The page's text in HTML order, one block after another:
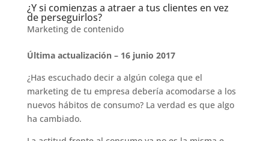
¿Y si comienzas a atraer a tus clientes en vez
de perseguirlos?
Marketing de contenido
Última actualización – 16 junio 2017
¿Has escuchado decir a algún colega que el
marketing de tu empresa debería acomodarse a los
nuevos hábitos de consumo? La verdad es que algo
ha cambiado.